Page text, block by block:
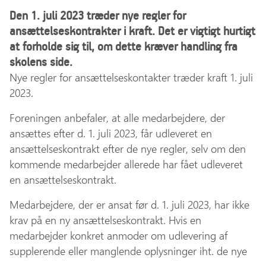
Den 1. juli 2023 træder nye regler for
ansættelseskontrakter i kraft. Det er vigtigt hurtigt
at forholde sig til, om dette kræver handling fra
skolens side.
Nye regler for ansættelseskontakter træder kraft 1. juli
2023.
Foreningen anbefaler, at alle medarbejdere, der
ansættes efter d. 1. juli 2023, får udleveret en
ansættelseskontrakt efter de nye regler, selv om den
kommende medarbejder allerede har fået udleveret
en ansættelseskontrakt.
Medarbejdere, der er ansat før d. 1. juli 2023, har ikke
krav på en ny ansættelseskontrakt. Hvis en
medarbejder konkret anmoder om udlevering af
supplerende eller manglende oplysninger iht. de nye